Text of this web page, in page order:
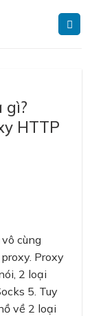
gì?
HTTP
cùng
Proxy
2 loại
5. Tuy
về 2 loại